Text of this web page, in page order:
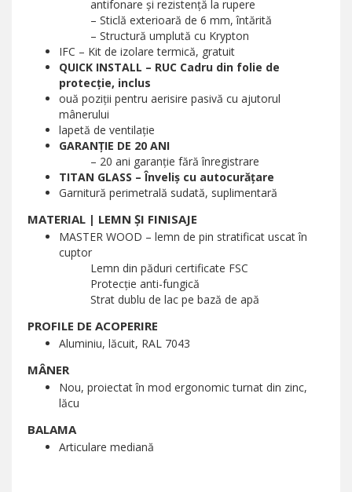
antifonare și rezistență la rupere
– Sticlă exterioară de 6 mm, întărită
– Structură umplută cu Krypton
IFC – Kit de izolare termică, gratuit
QUICK INSTALL – RUC Cadru din folie de
protecție, inclus
ouă poziții pentru aerisire pasivă cu ajutorul
mânerului
lapetă de ventilație
GARANȚIE DE 20 ANI
– 20 ani garanție fără înregistrare
TITAN GLASS – Înveliș cu autocurățare
Garnitură perimetrală sudată, suplimentară
MATERIAL | LEMN ȘI FINISAJE
MASTER WOOD – lemn de pin stratificat uscat în
cuptor
Lemn din păduri certificate FSC
Protecție anti-fungică
Strat dublu de lac pe bază de apă
PROFILE DE ACOPERIRE
Aluminiu, lăcuit, RAL 7043
MÂNER
Nou, proiectat în mod ergonomic turnat din zinc,
lăcu
BALAMA
Articulare mediană